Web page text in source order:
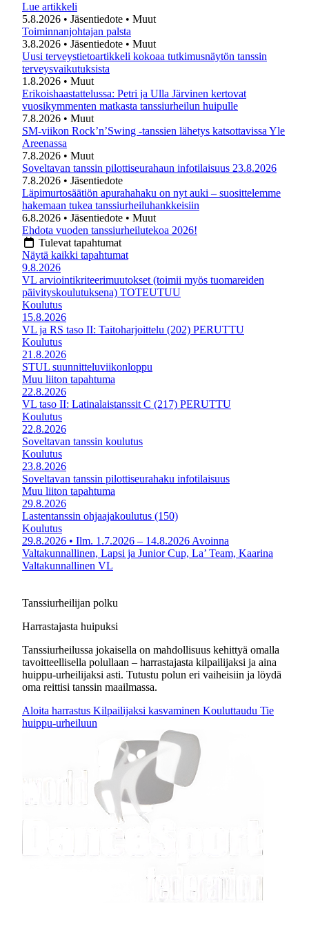
Lue artikkeli
5.8.2026 • Jäsentiedote • Muut
Toiminnanjohtajan palsta
3.8.2026 • Jäsentiedote • Muut
Uusi terveystietoartikkeli kokoaa tutkimusnäytön tanssin
terveysvaikutuksista
1.8.2026 • Muut
Erikoishaastattelussa: Petri ja Ulla Järvinen kertovat
vuosikymmenten matkasta tanssiurheilun huipulle
7.8.2026 • Muut
SM-viikon Rock’n’Swing -tanssien lähetys katsottavissa Yle
Areenassa
7.8.2026 • Muut
Soveltavan tanssin pilottiseurahaun infotilaisuus 23.8.2026
7.8.2026 • Jäsentiedote
Läpimurtosäätiön apurahahaku on nyt auki – suosittelemme
hakemaan tukea tanssiurheiluhankkeisiin
6.8.2026 • Jäsentiedote • Muut
Ehdota vuoden tanssiurheilutekoa 2026!
Tulevat tapahtumat
Näytä kaikki tapahtumat
9.8.2026
VL arviointikriteerimuutokset (toimii myös tuomareiden
päivityskoulutuksena) TOTEUTUU
Koulutus
15.8.2026
VL ja RS taso II: Taitoharjoittelu (202) PERUTTU
Koulutus
21.8.2026
STUL suunnitteluviikonloppu
Muu liiton tapahtuma
22.8.2026
VL taso II: Latinalaistanssit C (217) PERUTTU
Koulutus
22.8.2026
Soveltavan tanssin koulutus
Koulutus
23.8.2026
Soveltavan tanssin pilottiseurahaku infotilaisuus
Muu liiton tapahtuma
29.8.2026
Lastentanssin ohjaajakoulutus (150)
Koulutus
29.8.2026 • Ilm. 1.7.2026 – 14.8.2026 Avoinna
Valtakunnallinen, Lapsi ja Junior Cup, La’ Team, Kaarina
Valtakunnallinen VL
Tanssiurheilijan polku
Harrastajasta huipuksi
Tanssiurheilussa jokaisella on mahdollisuus kehittyä omalla
tavoitteellisella polullaan – harrastajasta kilpailijaksi ja aina
huippu-urheilijaksi asti. Tutustu polun eri vaiheisiin ja löydä
oma reittisi tanssin maailmassa.
Aloita harrastus Kilpailijaksi kasvaminen Kouluttaudu Tie
huippu-urheiluun